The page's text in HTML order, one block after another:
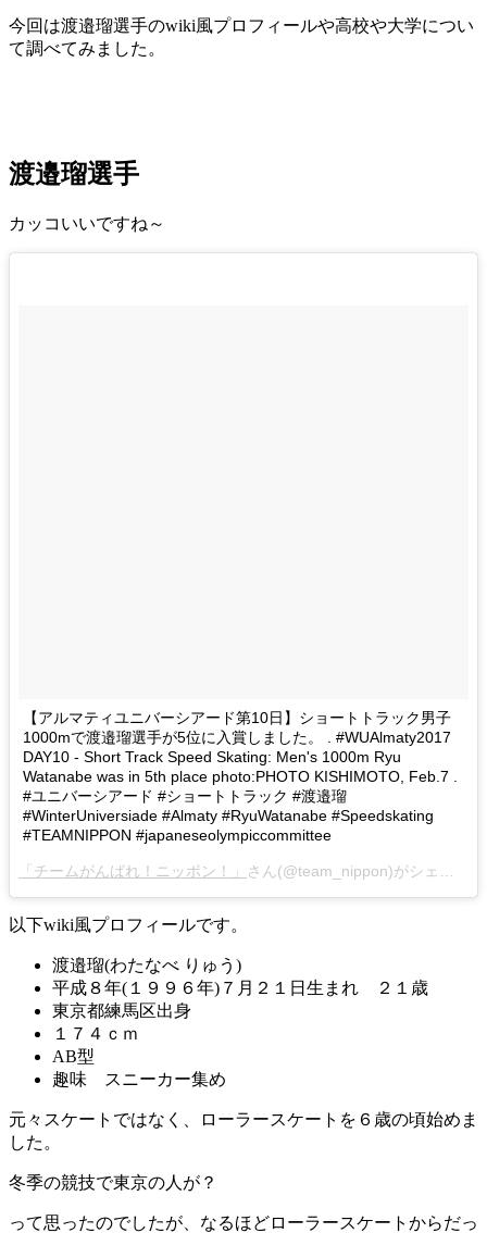
今回は渡邉瑠選手のwiki風プロフィールや高校や大学につい
て調べてみました。
渡邉瑠選手
カッコいいですね～
【アルマティユニバーシアード第10日】ショートトラック男子
1000mで渡邉瑠選手が5位に入賞しました。 . #WUAlmaty2017
DAY10 - Short Track Speed Skating: Men's 1000m Ryu
Watanabe was in 5th place photo:PHOTO KISHIMOTO, Feb.7 .
#ユニバーシアード #ショートトラック #渡邉瑠
#WinterUniversiade #Almaty #RyuWatanabe #Speedskating
#TEAMNIPPON #japaneseolympiccommittee
「チームがんばれ！ニッポン！」 さん(@team_nippon)がシェアした投稿 -
以下wiki風プロフィールです。
渡邉瑠(わたなべ りゅう)
平成８年(１９９６年)７月２１日生まれ ２１歳
東京都練馬区出身
１７４ｃｍ
AB型
趣味 スニーカー集め
元々スケートではなく、ローラースケートを６歳の頃始めま
した。
冬季の競技で東京の人が？
って思ったのでしたが、なるほどローラースケートからだっ